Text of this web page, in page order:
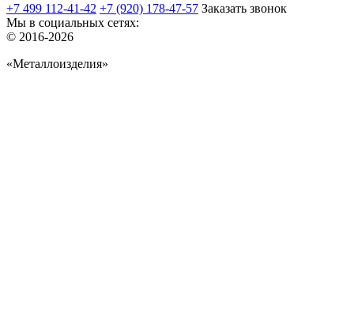
+7 499 112-41-42 +7 (920) 178-47-57 Заказать звонок
Мы в социальных сетях:
© 2016-2026
«Металлоизделия»